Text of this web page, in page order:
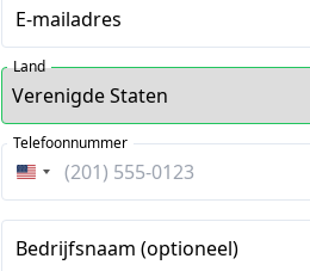
E-mailadres
Land
Verenigde
Staten
+1
Telefoonnummer
Bedrijfsnaam (optioneel)